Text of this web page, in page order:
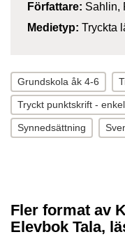
Författare: Sahlin,
Medietyp: Tryckta
Grundskola åk 4-6
Tryckt punktskrift -
Synnedsättning
Fler format av
Elevbok Tala,